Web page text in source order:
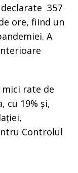
357
ore, fiind un
A
mici rate de
cu 19% și,
Controlul